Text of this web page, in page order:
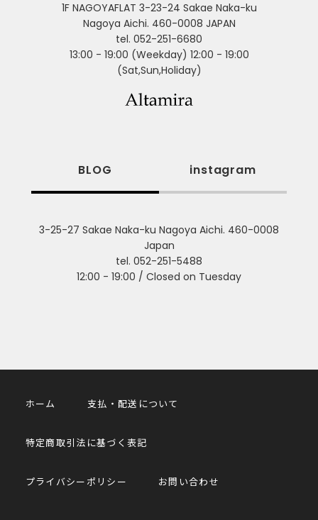
1F NAGOYAFLAT 3-23-24 Sakae Naka-ku
Nagoya Aichi. 460-0008 JAPAN
tel. 052-251-6680
13:00 - 19:00 (Weekday) 12:00 - 19:00
(Sat,Sun,Holiday)
BLOG instagram
3-25-27 Sakae Naka-ku Nagoya Aichi. 460-0008
Japan
tel. 052-251-5488
12:00 - 19:00 / Closed on Tuesday
ホーム 支払・配送について
特定商取引法に基づく表記
プライバシーポリシー お問い合わせ